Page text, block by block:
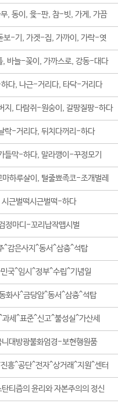
, 동이, 윷-판, 참-빗, 가게, 가끔
보-기, 가겟-집, 가까이, 가락-엿
, 바늘-꽂이, 가까스로, 강동-대다
다, 나근-거리다, 타닥-거리다
지, 다람쥐-원숭이, 갈팡질팡-하다
락-거리다, 뒤치다꺼리-하다
들막-하다, 말라깽이-꾸정모기
하루살이, 털줄뾰족코-조개벌레
시근벌떡시근벌떡-하다
정마디-꼬리납작맵시벌
^감은사지^동서^삼층^석탑
국^임시^정부^수립^기념일
화사^금당암^동서^삼층^석탑
과세^표준^신고^불성실^가산세
니대방광불화엄경-보현행원품
흥^공단^전자^상거래^지원^센터
티즘의 윤리와 자본주의의 정신